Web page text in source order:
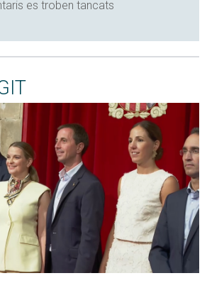
es troben tancats